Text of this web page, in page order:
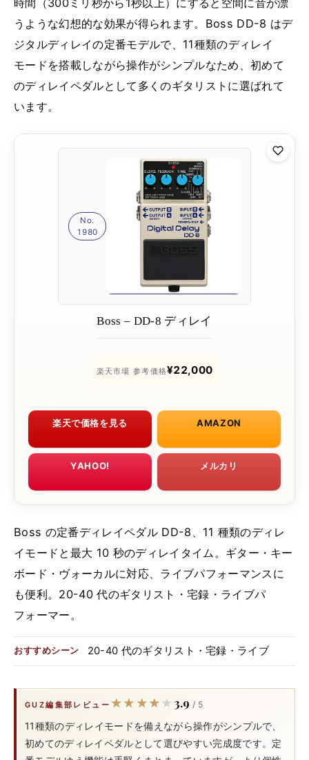
時間（300ミリ秒から1秒以上）にすると空間に音が漂
うような幻想的な効果が得られます。Boss DD-8 はデ
ジタルディレイの定番モデルで、11種類のディレイ
モードを搭載しながら操作がシンプルなため、初めて
のディレイペダルとして多くのギタリストに選ばれて
います。
No.
1980
Boss – DD-8 ディレイ
楽天市場 参考価格¥22,000
楽天で価格を見る AMAZON
YAHOO! メルカリ
Boss の定番ディレイペダル DD-8、11 種類のディレ
イモードと最大 10 秒のディレイタイム。ギター・キー
ボード・ヴォーカルに対応、ライブパフォーマンスに
も便利。20-40 代のギタリスト・宅録・ライブパ
フォーマー。
おすすめシーン 20-40 代のギタリスト・宅録・ライブ
GUZ編集部レビュー ★★★★★
★★★★★ 3.9 / 5
11種類のディレイモードを備えながら操作がシンプルで、
初めてのディレイペダルとして選びやすい完成度です。定